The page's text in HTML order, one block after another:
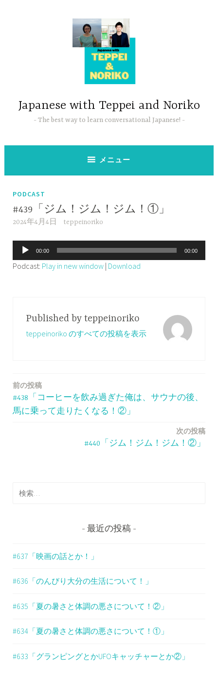
Japanese with Teppei and Noriko
The best way to learn conversational Japanese!
メニュー
PODCAST
#439「ジム！ジム！ジム！①」
2024年4月4日 teppeinoriko
声
プ
00:00 00:00
Podcast: Play in new window | Download
Published by teppeinoriko
teppeinoriko のすべての投稿を表示
投
稿
シ
前の投稿
#438「コーヒーを飲み過ぎた俺は、サウナの後、
馬に乗って走りたくなる！②」
次の投稿
#440「ジム！ジム！ジム！②」
検
最近の投稿
#637「映画の話とか！」
#636「のんびり大分の生活について！」
#635「夏の暑さと体調の悪さについて！②」
#634「夏の暑さと体調の悪さについて！①」
#633「グランピングとかUFOキャッチャーとか②」